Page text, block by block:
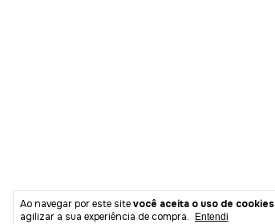
Ao navegar por este sitevocê aceita o uso de cookies
agilizar a sua experiência de compra.
Entendi